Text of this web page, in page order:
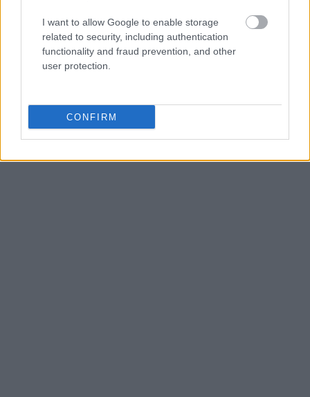
I want to allow Google to enable storage
related to security, including authentication
functionality and fraud prevention, and other
user protection.
CONFIRM